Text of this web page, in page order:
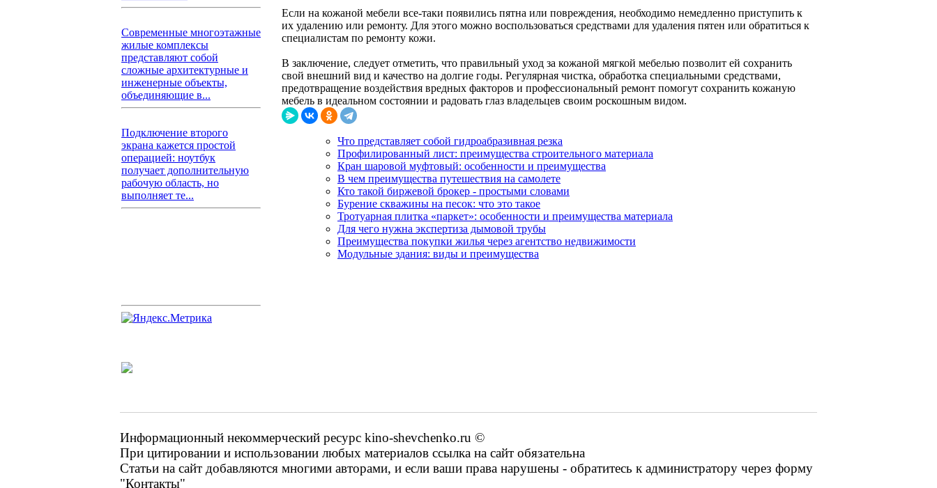
Современные многоэтажные
жилые комплексы
представляют собой
сложные архитектурные и
инженерные объекты,
объединяющие в...
Подключение второго
экрана кажется простой
операцией: ноутбук
получает дополнительную
рабочую область, но
выполняет те...
Если на кожаной мебели все-таки появились пятна или повреждения, необходимо немедленно приступить к
их удалению или ремонту. Для этого можно воспользоваться средствами для удаления пятен или обратиться к
специалистам по ремонту кожи.
В заключение, следует отметить, что правильный уход за кожаной мягкой мебелью позволит ей сохранить
свой внешний вид и качество на долгие годы. Регулярная чистка, обработка специальными средствами,
предотвращение воздействия вредных факторов и профессиональный ремонт помогут сохранить кожаную
мебель в идеальном состоянии и радовать глаз владельцев своим роскошным видом.
Что представляет собой гидроабразивная резка
Профилированный лист: преимущества строительного материала
Кран шаровой муфтовый: особенности и преимущества
В чем преимущества путешествия на самолете
Кто такой биржевой брокер - простыми словами
Бурение скважины на песок: что это такое
Тротуарная плитка «паркет»: особенности и преимущества материала
Для чего нужна экспертиза дымовой трубы
Преимущества покупки жилья через агентство недвижимости
Модульные здания: виды и преимущества
Информационный некоммерческий ресурс kino-shevchenko.ru ©
При цитировании и использовании любых материалов ссылка на сайт обязательна
Статьи на сайт добавляются многими авторами, и если ваши права нарушены - обратитесь к администратору через форму
"Контакты"